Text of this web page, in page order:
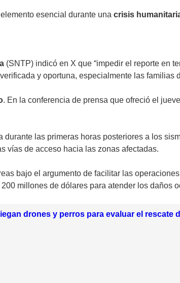
esencial durante una crisis
(SNTP) indicó en X que “impedir el reporte en
y oportuna, especialmente las familias
. En la conferencia de prensa que ofreció el
las primeras horas posteriores a los
vías de acceso hacia las zonas afectadas.
bajo el argumento de facilitar las
millones de dólares para atender los daños
drones y perros para evaluar el rescate